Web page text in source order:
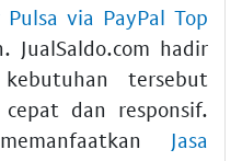
via PayPal Top
JualSaldo.com hadir
tersebut
dan responsif.
Jasa